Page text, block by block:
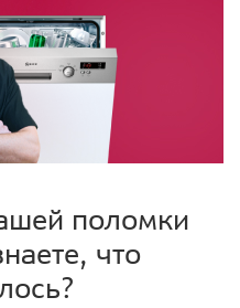
поломки
что